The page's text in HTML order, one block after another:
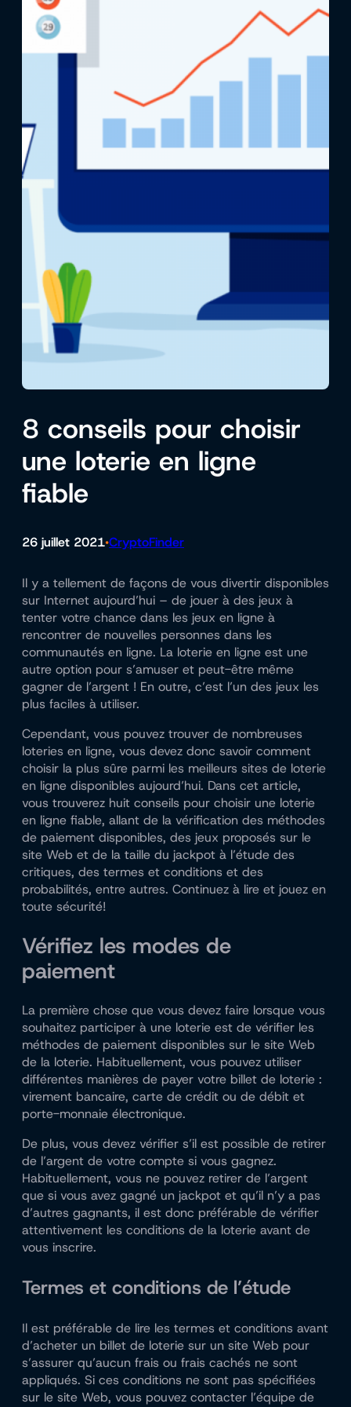
8 conseils pour choisir
une loterie en ligne
fiable
26 juillet 2021•CryptoFinder
Il y a tellement de façons de vous divertir disponibles
sur Internet aujourd’hui – de jouer à des jeux à
tenter votre chance dans les jeux en ligne à
rencontrer de nouvelles personnes dans les
communautés en ligne. La loterie en ligne est une
autre option pour s’amuser et peut-être même
gagner de l’argent ! En outre, c’est l’un des jeux les
plus faciles à utiliser.
Cependant, vous pouvez trouver de nombreuses
loteries en ligne, vous devez donc savoir comment
choisir la plus sûre parmi les meilleurs sites de loterie
en ligne disponibles aujourd’hui. Dans cet article,
vous trouverez huit conseils pour choisir une loterie
en ligne fiable, allant de la vérification des méthodes
de paiement disponibles, des jeux proposés sur le
site Web et de la taille du jackpot à l’étude des
critiques, des termes et conditions et des
probabilités, entre autres. Continuez à lire et jouez en
toute sécurité!
Vérifiez les modes de
paiement
La première chose que vous devez faire lorsque vous
souhaitez participer à une loterie est de vérifier les
méthodes de paiement disponibles sur le site Web
de la loterie. Habituellement, vous pouvez utiliser
différentes manières de payer votre billet de loterie :
virement bancaire, carte de crédit ou de débit et
porte-monnaie électronique.
De plus, vous devez vérifier s’il est possible de retirer
de l’argent de votre compte si vous gagnez.
Habituellement, vous ne pouvez retirer de l’argent
que si vous avez gagné un jackpot et qu’il n’y a pas
d’autres gagnants, il est donc préférable de vérifier
attentivement les conditions de la loterie avant de
vous inscrire.
Termes et conditions de l’étude
Il est préférable de lire les termes et conditions avant
d’acheter un billet de loterie sur un site Web pour
s’assurer qu’aucun frais ou frais cachés ne sont
appliqués. Si ces conditions ne sont pas spécifiées
sur le site Web, vous pouvez contacter l’équipe de